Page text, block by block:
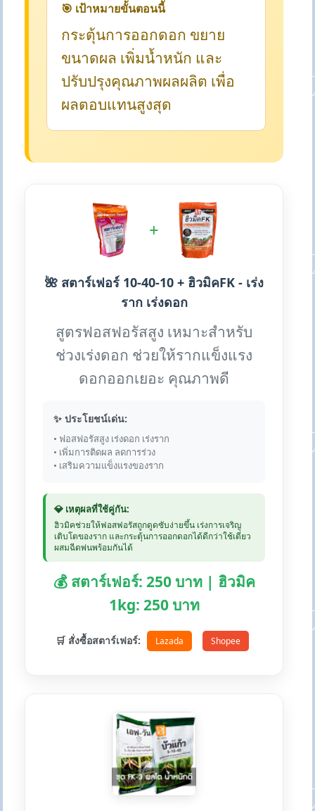
🎯 เป้าหมายขั้นตอนนี้
กระตุ้นการออกดอก ขยาย
ขนาดผล เพิ่มน้ำหนัก และ
ปรับปรุงคุณภาพผลผลิต เพื่อ
ผลตอบแทนสูงสุด
+
🌺 สตาร์เฟอร์ 10-40-10 + ฮิวมิคFK - เร่ง
ราก เร่งดอก
สูตรฟอสฟอรัสสูง เหมาะสำหรับ
ช่วงเร่งดอก ช่วยให้รากแข็งแรง
ดอกออกเยอะ คุณภาพดี
✨ ประโยชน์เด่น:
• ฟอสฟอรัสสูง เร่งดอก เร่งราก
• เพิ่มการติดผล ลดการร่วง
• เสริมความแข็งแรงของราก
💎 เหตุผลที่ใช้คู่กัน:
ฮิวมิคช่วยให้ฟอสฟอรัสถูกดูดซับง่ายขึ้น เร่งการเจริญ
เติบโตของราก และกระตุ้นการออกดอกได้ดีกว่าใช้เดี่ยว
ผสมฉีดพ่นพร้อมกันได้
💰 สตาร์เฟอร์: 250 บาท | ฮิวมิค
1kg: 250 บาท
🛒 สั่งซื้อสตาร์เฟอร์: Lazada Shopee